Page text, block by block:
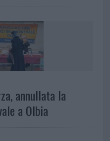
annullata la
a Olbia